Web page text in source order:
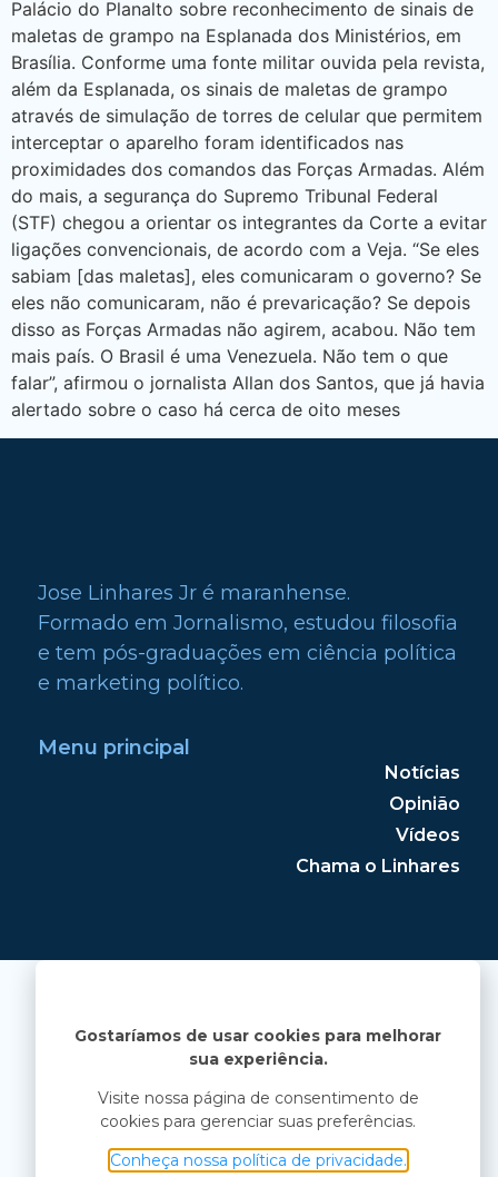
Palácio do Planalto sobre reconhecimento de sinais de
maletas de grampo na Esplanada dos Ministérios, em
Brasília. Conforme uma fonte militar ouvida pela revista,
além da Esplanada, os sinais de maletas de grampo
através de simulação de torres de celular que permitem
interceptar o aparelho foram identificados nas
proximidades dos comandos das Forças Armadas. Além
do mais, a segurança do Supremo Tribunal Federal
(STF) chegou a orientar os integrantes da Corte a evitar
ligações convencionais, de acordo com a Veja. “Se eles
sabiam [das maletas], eles comunicaram o governo? Se
eles não comunicaram, não é prevaricação? Se depois
disso as Forças Armadas não agirem, acabou. Não tem
mais país. O Brasil é uma Venezuela. Não tem o que
falar”, afirmou o jornalista Allan dos Santos, que já havia
alertado sobre o caso há cerca de oito meses
Jose Linhares Jr é maranhense.
Formado em Jornalismo, estudou filosofia
e tem pós-graduações em ciência política
e marketing político.
Menu principal
Notícias
Opinião
Vídeos
Chama o Linhares
Gostaríamos de usar cookies para melhorar
sua experiência.
Visite nossa página de consentimento de
cookies para gerenciar suas preferências.
Conheça nossa política de privacidade.